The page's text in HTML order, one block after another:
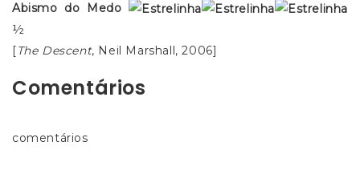
Abismo do Medo
½
[The Descent, Neil Marshall, 2006]
Comentários
comentários